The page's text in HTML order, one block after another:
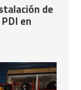
de
en